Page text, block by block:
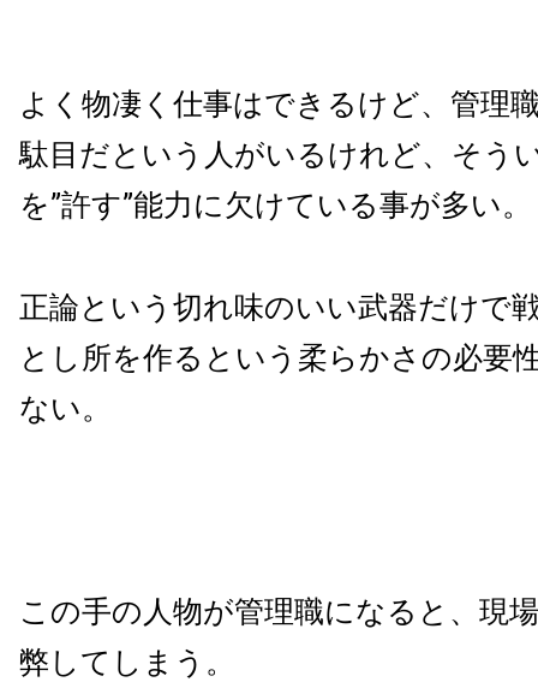
よく物凄く仕事はできるけど、管理
駄目だという人がいるけれど、そう
を”許す”能力に欠けている事が多い。
正論という切れ味のいい武器だけで
とし所を作るという柔らかさの必要
ない。
この手の人物が管理職になると、現
弊してしまう。